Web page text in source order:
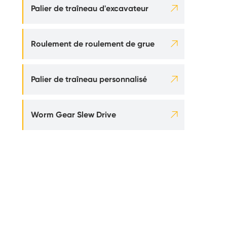
Palier de traîneau d'excavateur 
Roulement de roulement de grue 
Palier de traîneau personnalisé 
Worm Gear Slew Drive 